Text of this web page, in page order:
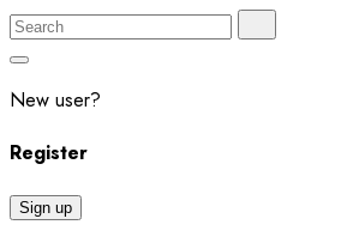
Search
Search
New user?
Register
Sign up